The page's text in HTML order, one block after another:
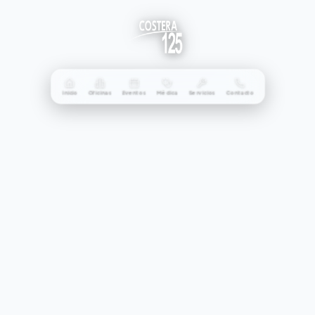
Inicio Oficinas Eventos Médica Servicios Contacto